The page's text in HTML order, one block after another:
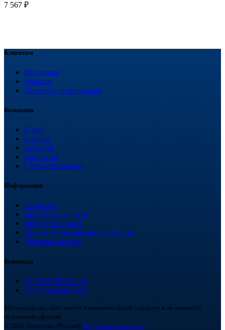
7 567 ₽
Клиентам
Магазины
Монтаж
Полезная информация
Компания
О нас
Бренды
Новости
Вакансии
Стать партнером
Информация
Гарантия
Доставка и оплата
Возврат и обмен
Политика конфиденциальности
Договор оферты
Контакты
+7 (918) 252-12-26
info@teploplas.com
Материалы на сайте имеют ознакомительный характер и не являются
публичной офертой.
© 2026 Теплоплас (Россия). Все права защищены.